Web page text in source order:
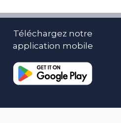
Téléchargez notre
application mobile